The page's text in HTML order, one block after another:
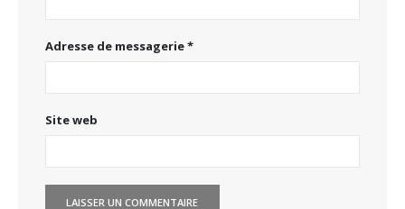
Adresse de messagerie*
Site web